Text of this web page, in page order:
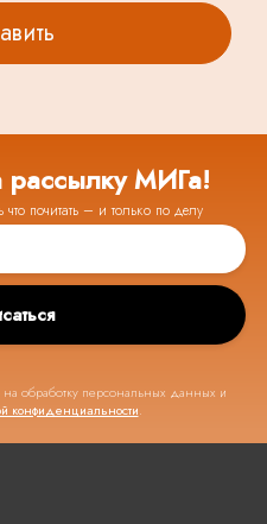
МИГа!
что почитать – и только по делу
обработку персональных данных и
конфиденциальности.